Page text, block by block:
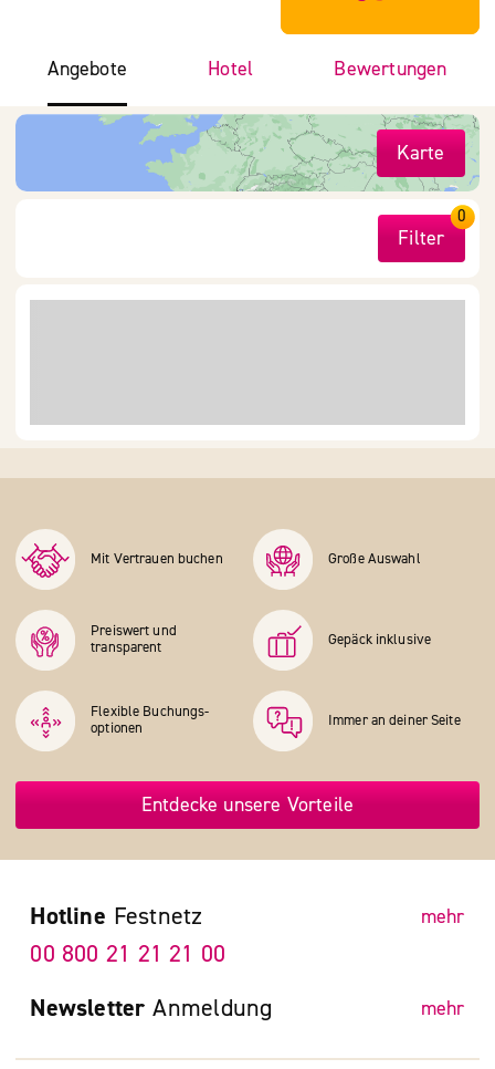
Angebote Hotel Bewertungen
Karte
Filter
0
Mit Vertrauen buchen Große Auswahl
Preiswert und
transparent
Gepäck inklusive
Flexible Buchungs­
optionen
Immer an deiner Seite
Entdecke unsere Vorteile
Hotline Festnetz mehr
00 800 21 21 21 00
Newsletter Anmeldung mehr